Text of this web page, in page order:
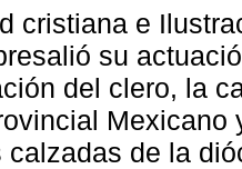
cristiana e
su
del clero, la
calzadas de la